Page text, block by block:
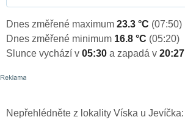
Dnes změřené maximum 23.3 °C (07:50)
Dnes změřené minimum 16.8 °C (05:20)
Slunce vychází v 05:30 a zapadá v 20:27
Nepřehlédněte z lokality Víska u Jevíčka: